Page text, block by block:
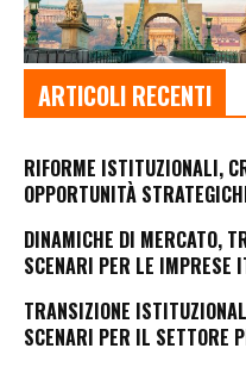
ARTICOLI RECENTI
RIFORME ISTITUZIONALI,
OPPORTUNITÀ
DINAMICHE DI MERCATO,
SCENARI PER LE
TRANSIZIONE
SCENARI PER IL SETTORE